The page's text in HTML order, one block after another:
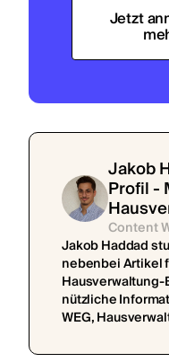
Jetzt
Jakob
Profil -
Content
Jakob Haddad
nebenbei Artikel
nützliche
WEG,